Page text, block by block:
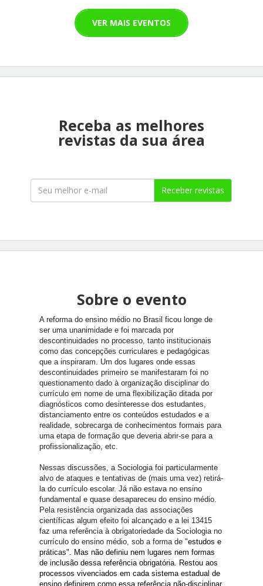
VER MAIS EVENTOS
Receba as melhores
revistas da sua área
Receber revistas
Sobre o evento
A reforma do ensino médio no Brasil ficou longe de
ser uma unanimidade e foi marcada por
descontinuidades no processo, tanto institucionais
como das concepções curriculares e pedagógicas
que a inspiraram. Um dos lugares onde essas
descontinuidades primeiro se manifestaram foi no
questionamento dado à organização disciplinar do
currículo em nome de uma flexibilização ditada por
diagnósticos como desinteresse dos estudantes,
distanciamento entre os conteúdos estudados e a
realidade, sobrecarga de conhecimentos formais para
uma etapa de formação que deveria abrir-se para a
profissionalização, etc.
Nessas discussões, a Sociologia foi particularmente
alvo de ataques e tentativas de (mais uma vez) retirá-
la do currículo escolar. Já não estava no ensino
fundamental e quase desapareceu do ensino médio.
Pela resistência organizada das associações
científicas algum efeito foi alcançado e a lei 13415
faz uma referência à obrigatoriedade da Sociologia no
currículo do ensino médio, sob a forma de "estudos e
práticas". Mas não definiu nem lugares nem formas
de inclusão dessa referência obrigatória. Restou aos
processos vivenciados em cada sistema estadual de
ensino definirem como essa referência não-disciplinar